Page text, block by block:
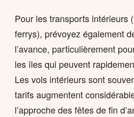
Pour les transports intérieurs
ferrys), prévoyez également
l’avance, particulièrement
les îles qui peuvent
Les vols intérieurs sont
tarifs augmentent
l’approche des fêtes de fin